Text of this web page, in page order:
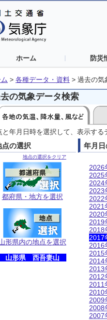
ホーム 防災
> 各種データ・資料 > 過去の気
の気象データ検索
と年月日時を選択して、表示する
点の選択
地点の選択をクリア
都府県・地方を選択
形県内の地点を選択
山形県 西吾妻山
年月
2026
2025
2024
2023
2022
2021
2020
2019
2018
2017
2016
2015
2014
2013
2012
2011
2010
2009
2008
2007